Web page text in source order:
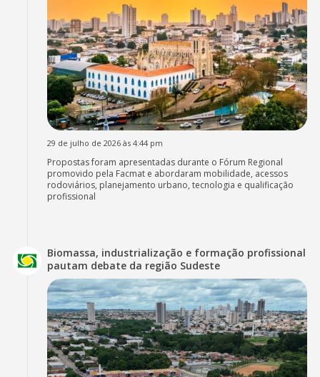
29 de julho de 2026 às 4:44 pm
Propostas foram apresentadas durante o Fórum Regional
promovido pela Facmat e abordaram mobilidade, acessos
rodoviários, planejamento urbano, tecnologia e qualificação
profissional
Biomassa, industrialização e formação profissional
pautam debate da região Sudeste